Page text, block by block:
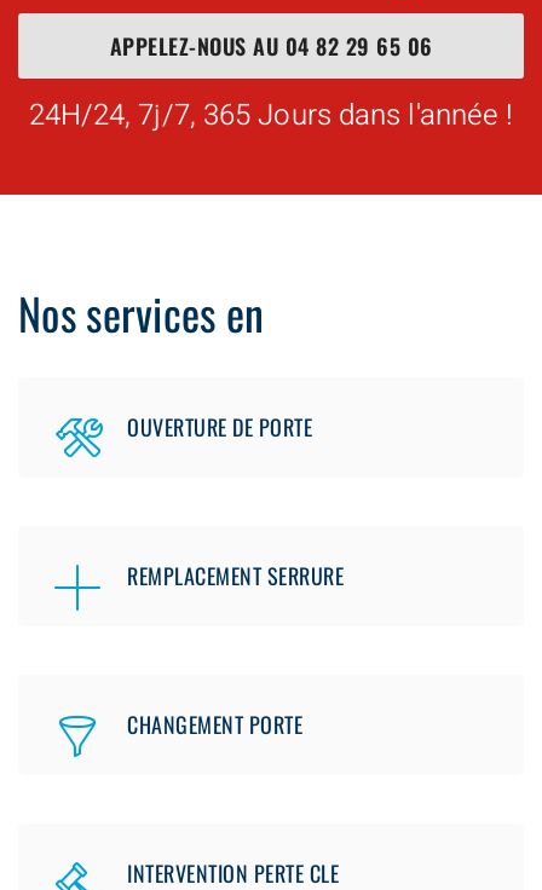
APPELEZ-NOUS AU 04 82 29 65 06
24H/24, 7j/7, 365 Jours dans l'année !
Nos services en
OUVERTURE DE PORTE
REMPLACEMENT SERRURE
CHANGEMENT PORTE
INTERVENTION PERTE CLE